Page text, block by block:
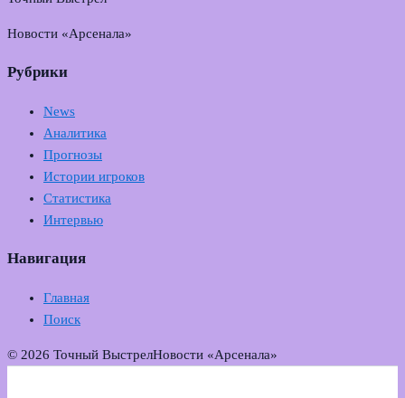
Новости «Арсенала»
Рубрики
News
Аналитика
Прогнозы
Истории игроков
Статистика
Интервью
Навигация
Главная
Поиск
© 2026 Точный ВыстрелНовости «Арсенала»